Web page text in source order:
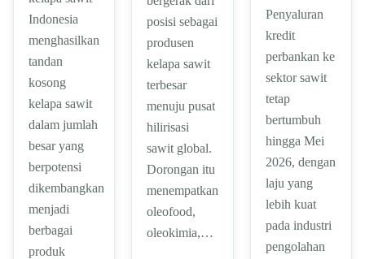
Indonesia
menghasilkan
tandan
kosong
kelapa sawit
dalam jumlah
besar yang
berpotensi
dikembangkan
menjadi
berbagai
produk
posisi sebagai
produsen
kelapa sawit
terbesar
menuju pusat
hilirisasi
sawit global.
Dorongan itu
menempatkan
oleofood,
oleokimia,…
Penyaluran
kredit
perbankan ke
sektor sawit
tetap
bertumbuh
hingga Mei
2026, dengan
laju yang
lebih kuat
pada industri
pengolahan